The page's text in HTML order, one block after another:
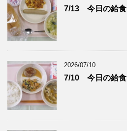
7/13 今日の給食
2026/07/10
7/10 今日の給食